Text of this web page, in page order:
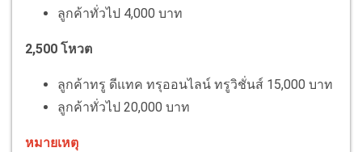
ลูกค้าทั่วไป 4,000 บาท
2,500 โหวต
ลูกค้าทรู ดีแทค ทรุออนไลน์ ทรูวิชั่นส์ 15,000 บาท
ลูกค้าทั่วไป 20,000 บาท
หมายเหตุ